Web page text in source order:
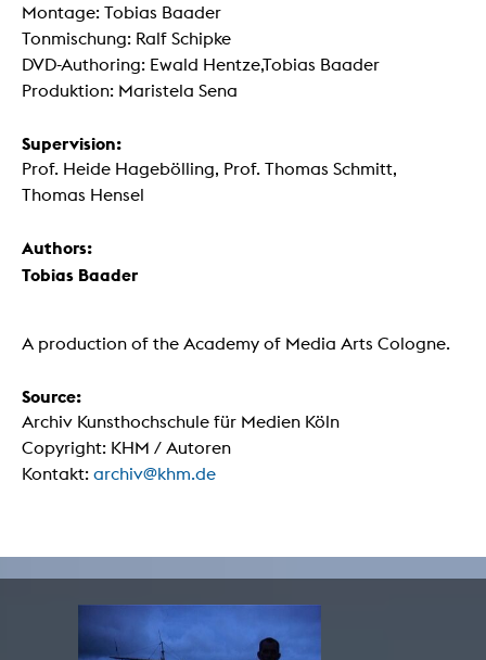
Montage: Tobias Baader
Tonmischung: Ralf Schipke
DVD-Authoring: Ewald Hentze,Tobias Baader
Produktion: Maristela Sena
Supervision:
Prof. Heide Hagebölling, Prof. Thomas Schmitt,
Thomas Hensel
Authors:
Tobias Baader
A production of the Academy of Media Arts Cologne.
Source:
Archiv Kunsthochschule für Medien Köln
Copyright: KHM / Autoren
Kontakt: archiv@khm.de